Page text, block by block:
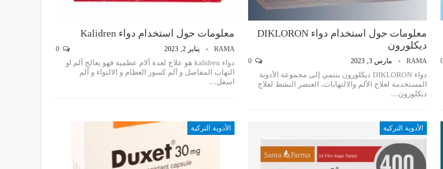
معلومات حول استخدام دواء DIKLORON
ديكلورون
RAMA مارس 3, 2023
دواء DIKLORON ديكلورون ينتمي إلى مجموعة الأدوية
المستخدمة لعلاج الألم والالتهابات، العنصر النشط لعلاج
ديكلورون…
معلومات حول استخدام دواء Kalidren
RAMA يناير 2, 2023
دواء kalidren هو علاج لعدة آلام عظمية فهو يعالج آلم او
التهاب المفاصل و آلم كسور العظام و الالتواء و آلم
اسفل…
الأدوية التركية الأدوية التركية